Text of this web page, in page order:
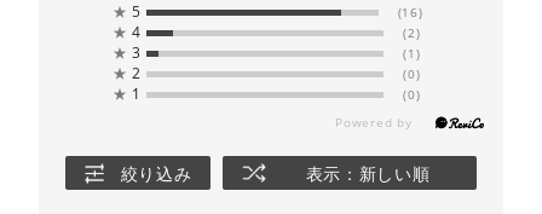
★ 5 (16)
★ 4 (2)
★ 3 (1)
★ 2 (0)
★ 1 (0)
絞り込み 表示：新しい順